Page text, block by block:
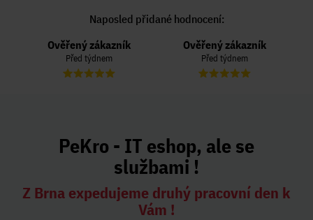
Naposled přidané hodnocení:
Ověřený zákazník
Před týdnem
Ověřený zákazník
Před týdnem
PeKro - IT eshop, ale se
službami !
Z Brna expedujeme druhý pracovní den k
Vám !